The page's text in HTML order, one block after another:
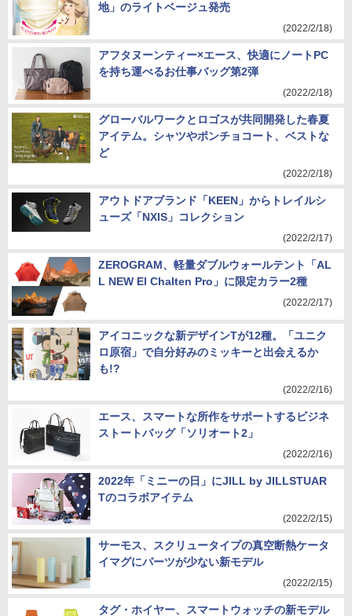
地」のライトベージュ発売
(2022/2/18)
アフタヌーンティー×エース、快適にノートPC
を持ち運べるお仕事バッグ第2弾
(2022/2/18)
グローバルワークとロゴスが共同開発した春夏
アイテム。シャツやポンチョコート、ベストな
ど
(2022/2/18)
アウトドアブランド「KEEN」からトレイルシ
ューズ「NXIS」コレクション
(2022/2/17)
ZEROGRAM、軽量ダブルウォールテント「AL
L NEW El Chalten Pro」に限定カラー2種
(2022/2/17)
アイコニックな新デザインTが12種。「ユニク
ロ原宿」で自分好みのミッキーと出会えるか
も!?
(2022/2/16)
エース、スマートな所作をサポートするビジネ
ストートバッグ「ソリオート2」
(2022/2/16)
2022年「ミニーの日」にJILL by JILLSTUAR
Tのコラボアイテム
(2022/2/15)
サーモス、スクリュータイプの真空断熱ケータ
イマグにパーツが少ない新モデル
(2022/2/15)
タグ・ホイヤー、スマートウォッチの新モデル